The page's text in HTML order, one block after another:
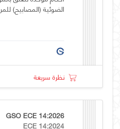
الضوئية (المصابيح)
نظرة سريعة
GSO ECE 14:2026
ECE 14:2024